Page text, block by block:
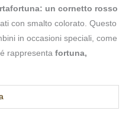
un cornetto rosso
con smalto colorato. Questo
in occasioni speciali, come
rappresentafortuna,